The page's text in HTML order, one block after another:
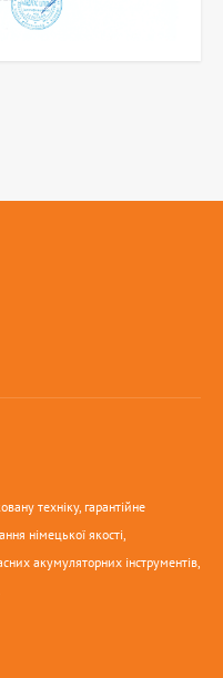
техніку, гарантійне
німецької якості,
акумуляторних інструментів,